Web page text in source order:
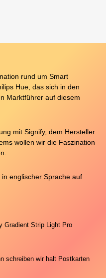
rund um Smart
Hue, das sich in den
Marktführer auf diesem
mit Signify, dem Hersteller
wollen wir die Faszination
englischer Sprache auf
Gradient Strip Light Pro
schreiben wir halt Postkarten